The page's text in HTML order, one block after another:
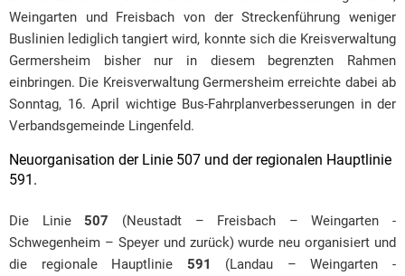
Weingarten und Freisbach von der Streckenführung weniger
Buslinien lediglich tangiert wird, konnte sich die Kreisverwaltung
Germersheim bisher nur in diesem begrenzten Rahmen
einbringen. Die Kreisverwaltung Germersheim erreichte dabei ab
Sonntag, 16. April wichtige Bus-Fahrplanverbesserungen in der
Verbandsgemeinde Lingenfeld.
Neuorganisation der Linie 507 und der regionalen Hauptlinie
591.
Die Linie507 (Neustadt – Freisbach – Weingarten -
Schwegenheim – Speyer und zurück) wurde neu organisiert und
die regionale Hauptlinie 591
(Landau – Weingarten -